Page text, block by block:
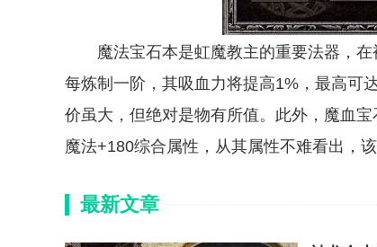
魔法宝石本是虹魔教主的重要法器，在
每炼制一阶，其吸血力将提高1%，最高可
价虽大，但绝对是物有所值。此外，魔血
魔法+180综合属性，从其属性不难看出，
最新文章